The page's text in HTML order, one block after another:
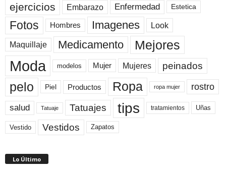
ejercicios Embarazo Enfermedad Estetica
Fotos Hombres Imagenes Look
Maquillaje Medicamento Mejores
Moda modelos Mujer Mujeres peinados
pelo Piel Productos Ropa ropa mujer rostro
salud Tatuaje Tatuajes tips tratamientos Uñas
Vestido Vestidos Zapatos
Lo Último